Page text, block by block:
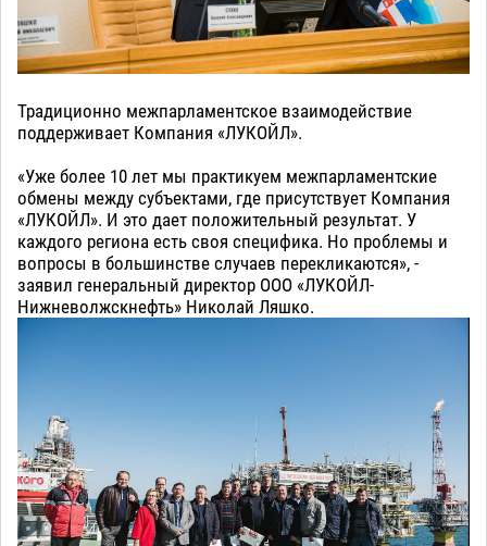
Традиционно межпарламентское взаимодействие
поддерживает Компания «ЛУКОЙЛ».
«Уже более 10 лет мы практикуем межпарламентские
обмены между субъектами, где присутствует Компания
«ЛУКОЙЛ». И это дает положительный результат. У
каждого региона есть своя специфика. Но проблемы и
вопросы в большинстве случаев перекликаются», -
заявил генеральный директор ООО «ЛУКОЙЛ-
Нижневолжскнефть» Николай Ляшко.